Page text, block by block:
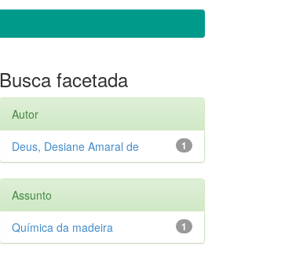
Busca facetada
Autor
1
Deus, Desiane Amaral de
Assunto
1
Química da madeira